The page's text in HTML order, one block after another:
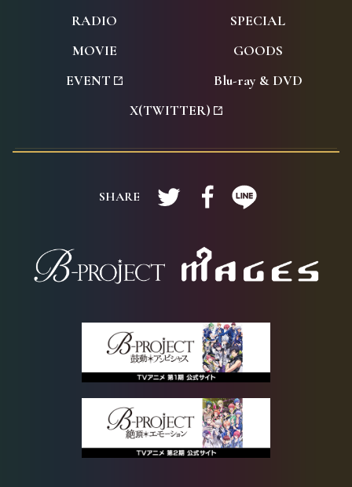
RADIO SPECIAL
MOVIE GOODS
EVENT Blu-ray & DVD
X(TWITTER)
Twitterで共有する
Facebookで共有する